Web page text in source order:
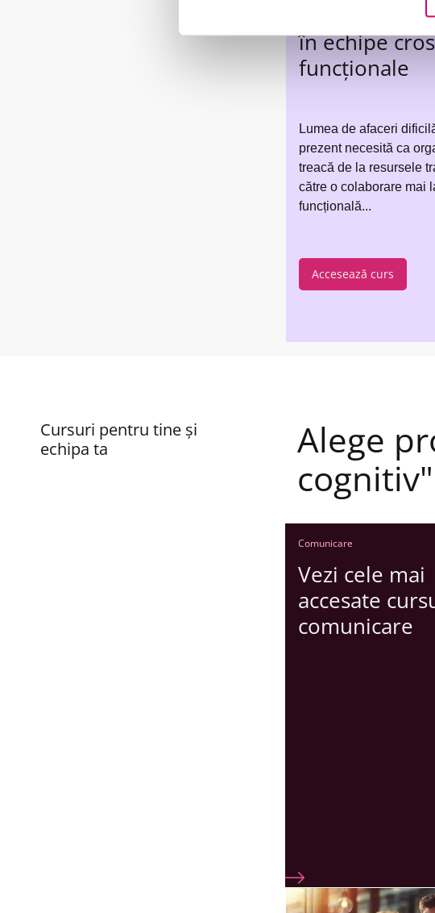
Cultivarea
în echipe
funcționale
Lumea de afaceri
prezent necesită ca
treacă de la resursele
către o colaborare mai
funcțională...
Accesează curs
Cursuri pentru tine și
echipa ta
Alege
Comunicare
Vezi cele mai
accesate
comunicare